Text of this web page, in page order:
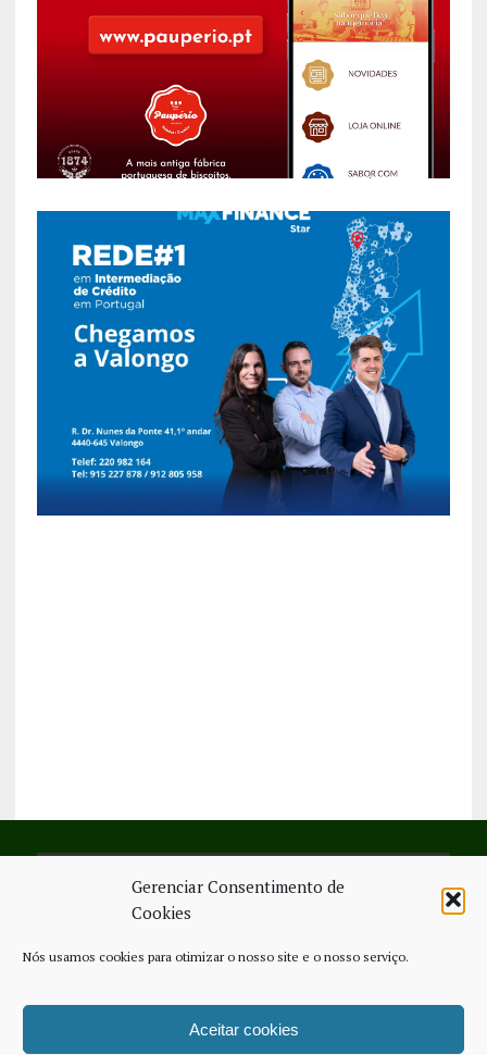
Gerenciar Consentimento de
Cookies
Nós usamos cookies para otimizar o nosso site e o nosso serviço.
Aceitar cookies
SIGA-NOS NO FACEBOOK
ESTATUTO EDITORIAL
CONTACTE-NOS